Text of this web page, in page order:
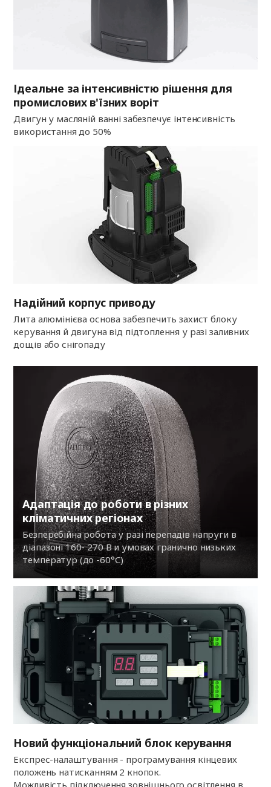
Ідеальне за інтенсивністю рішення для
промислових в'їзних воріт
Двигун у масляній ванні забезпечує інтенсивність
використання до 50%
Надійний корпус приводу
Лита алюмінієва основа забезпечить захист блоку
керування й двигуна від підтоплення у разі заливних
дощів або снігопаду
Адаптація до роботи в різних
кліматичних регіонах
Безперебійна робота у разі перепадів напруги в
діапазоні 160- 270 В и умовах гранично низьких
температур (до -60°С)
Новий функціональний блок керування
Експрес-налаштування - програмування кінцевих
положень натисканням 2 кнопок.
Можливість підключення зовнішнього освітлення в